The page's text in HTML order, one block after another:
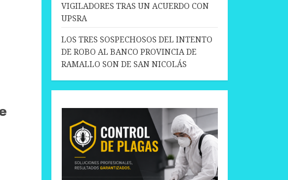
VIGILADORES TRAS UN ACUERDO CON
UPSRA
LOS TRES SOSPECHOSOS DEL INTENTO
DE ROBO AL BANCO PROVINCIA DE
RAMALLO SON DE SAN NICOLÁS